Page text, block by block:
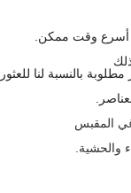
بالنسبة لنا